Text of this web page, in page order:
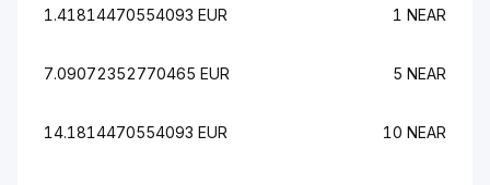
1.41814470554093 EUR 1 NEAR
7.09072352770465 EUR 5 NEAR
14.1814470554093 EUR 10 NEAR